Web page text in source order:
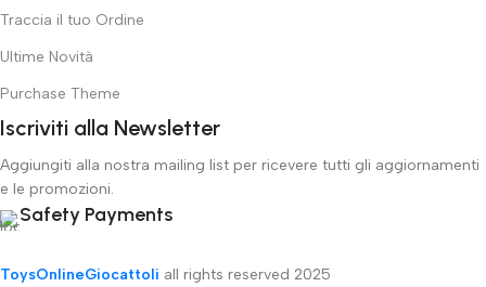
Traccia il tuo Ordine
Ultime Novità
Purchase Theme
Iscriviti alla Newsletter
Aggiungiti alla nostra mailing list per ricevere tutti gli aggiornamenti
e le promozioni.
Safety Payments
ToysOnlineGiocattoli all rights reserved 2025